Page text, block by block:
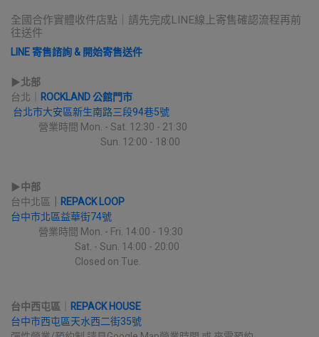
全國合作實體收件店點｜請先完成LINE線上寄售確認流程再前
往送件
LINE 寄售諮詢 & 開始寄售送件
▶︎北部
台北｜ ROCKLAND 公館門市
台北市大安區新生南路三段94巷5號
營業時間 Mon. - Sat. 12:30 - 21:30
Sun. 12:00 - 18:00
▶︎中部
台中北區
REPACK LOOP
台中市北區益華街74號
營業時間 Mon. - Fri. 14:00 - 19:30
Sat. - Sun. 14:00 - 20:00
Closed on Tue.
台中西屯區
REPACK HOUSE
台中市西屯區天水西二街35號